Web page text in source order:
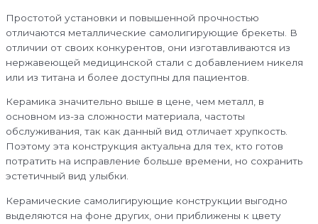
Простотой установки и повышенной прочностью
отличаются металлические самолигирующие брекеты. В
отличии от своих конкурентов, они изготавливаются из
нержавеющей медицинской стали с добавлением никеля
или из титана и более доступны для пациентов.
Керамика значительно выше в цене, чем металл, в
основном из-за сложности материала, частоты
обслуживания, так как данный вид отличает хрупкость.
Поэтому эта конструкция актуальна для тех, кто готов
потратить на исправление больше времени, но сохранить
эстетичный вид улыбки.
Керамические самолигирующие конструкции выгодно
выделяются на фоне других, они приближены к цвету